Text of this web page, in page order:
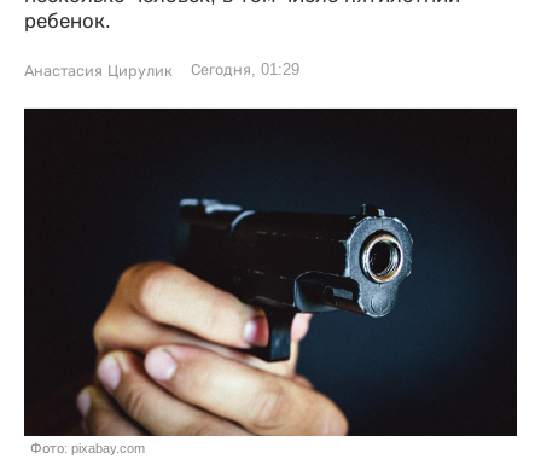
ребенок.
Анастасия Цирулик Сегодня, 01:29
Фото: pixabay.com